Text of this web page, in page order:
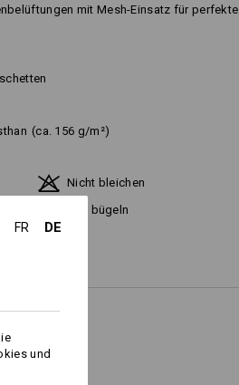
mit Mesh-Einsatz für perfekte
(ca. 156 g/m²)
Nicht bleichen
Kalt bügeln
FR DE
und